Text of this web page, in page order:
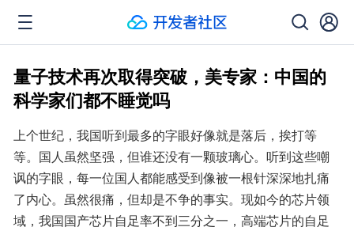
量子技术再次取得突破，美专家：中国的
科学家们都不睡觉吗
上个世纪，我国听到最多的字眼好像就是落后，挨打等
等。国人虽然坚强，但谁还没有一颗玻璃心。听到这些嘲
讽的字眼，每一位国人都能感受到像被一根针深深地扎痛
了内心。虽然很痛，但却是不争的事实。现如今的芯片领
域，我国国产芯片自足率不到三分之一，高端芯片的自足